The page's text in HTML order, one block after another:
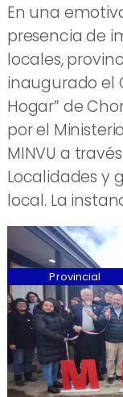
En una
presencia de
locales,
inaugurado el
Hogar” de
por el
MINVU a
Localidades y
local. La
Provincial